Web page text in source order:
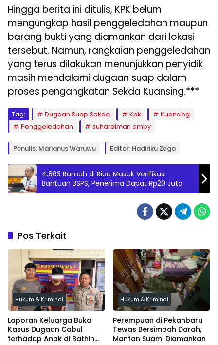
Hingga berita ini ditulis, KPK belum
mengungkap hasil penggeledahan maupun
barang bukti yang diamankan dari lokasi
tersebut. Namun, rangkaian penggeledahan
yang terus dilakukan menunjukkan penyidik
masih mendalami dugaan suap dalam
proses pengangkatan Sekda Kuansing.***
Tag: Dugaan Suap Sekda Kpk
Kuansing
Penggeledahan
suhardiman amby
Penulis: Marianus Waruwu Editor: Hadiriku Zega
4.863 Rumah di Riau Masuk Verifikasi
Bantuan BSPS, Penerima Dapat Rp20 Juta
Pos Terkait
Hukum & Kriminal
Laporan Keluarga Buka
Kasus Dugaan Cabul
terhadap Anak di Bathin
Hukum & Kriminal
Perempuan di Pekanbaru
Tewas Bersimbah Darah,
Mantan Suami Diamankan